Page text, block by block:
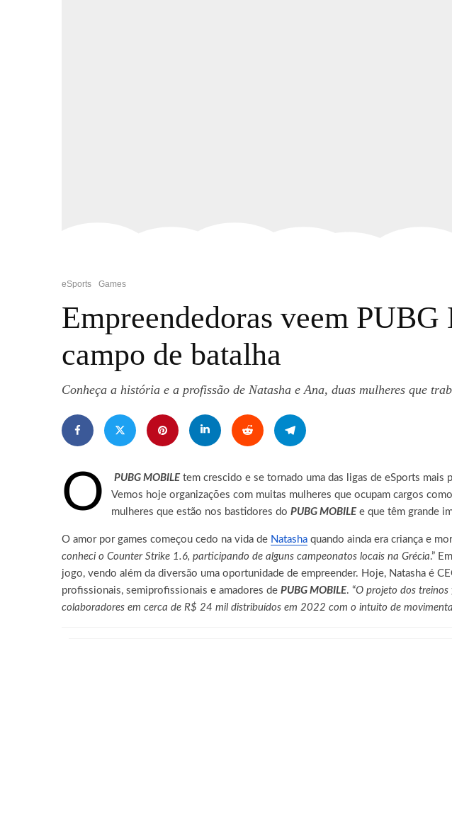
eSports Games
Empreendedoras veem
campo de batalha
Conheça a história e a profissão de Natasha e Ana, duas mulheres que
O PUBG MOBILE tem crescido e se tornado uma das ligas de eSports mais
Vemos hoje organizações com muitas mulheres que ocupam cargos
mulheres que estão nos bastidores do PUBG MOBILE e que têm grande
O amor por games começou cedo na vida de Natasha quando ainda era criança e
conheci o Counter Strike 1.6, participando de alguns campeonatos locais na Grécia.”
jogo, vendo além da diversão uma oportunidade de empreender. Hoje, Natasha é
profissionais, semiprofissionais e amadores de PUBG MOBILE. “O projeto dos
colaboradores em cerca de R$ 24 mil distribuídos em 2022 com o intuito de